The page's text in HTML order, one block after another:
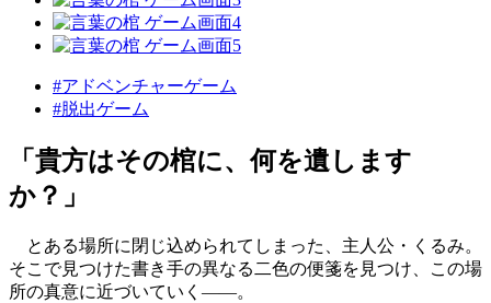
#アドベンチャーゲーム
#脱出ゲーム
「貴方はその棺に、何を遺します
か？」
とある場所に閉じ込められてしまった、主人公・くるみ。
そこで見つけた書き手の異なる二色の便箋を見つけ、この場
所の真意に近づいていく——。